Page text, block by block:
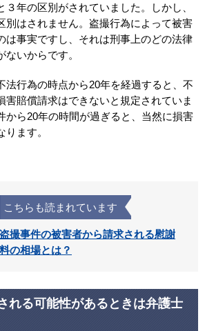
年の区別がされていました。しかし、
別はされません。盗撮行為によって被害
は事実ですし、それは刑事上のどの法律
いからです。
法行為の時点から20年を経過すると、不
害賠償請求はできないと規定されていま
から20年の時間が過ぎると、当然に損害
ます。
こちらも読まれています
盗撮事件の被害者から請求される慰謝
料の相場とは？
れる可能性があるときは弁護士